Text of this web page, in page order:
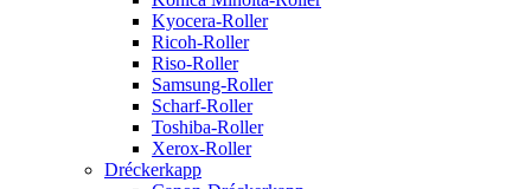
Kyocera-Roller
Ricoh-Roller
Riso-Roller
Samsung-Roller
Scharf-Roller
Toshiba-Roller
Xerox-Roller
Dréckerkapp